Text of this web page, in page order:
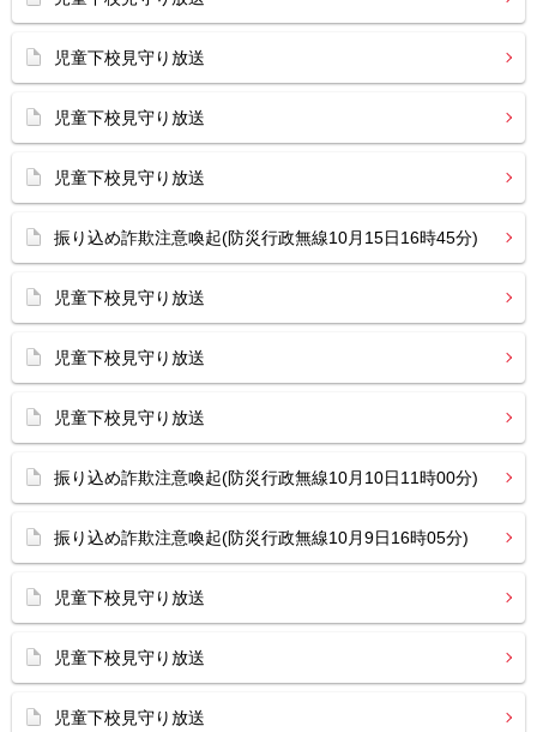
児童下校見守り放送
児童下校見守り放送
児童下校見守り放送
振り込め詐欺注意喚起(防災行政無線10月15日16時45分)
児童下校見守り放送
児童下校見守り放送
児童下校見守り放送
振り込め詐欺注意喚起(防災行政無線10月10日11時00分)
振り込め詐欺注意喚起(防災行政無線10月9日16時05分)
児童下校見守り放送
児童下校見守り放送
児童下校見守り放送